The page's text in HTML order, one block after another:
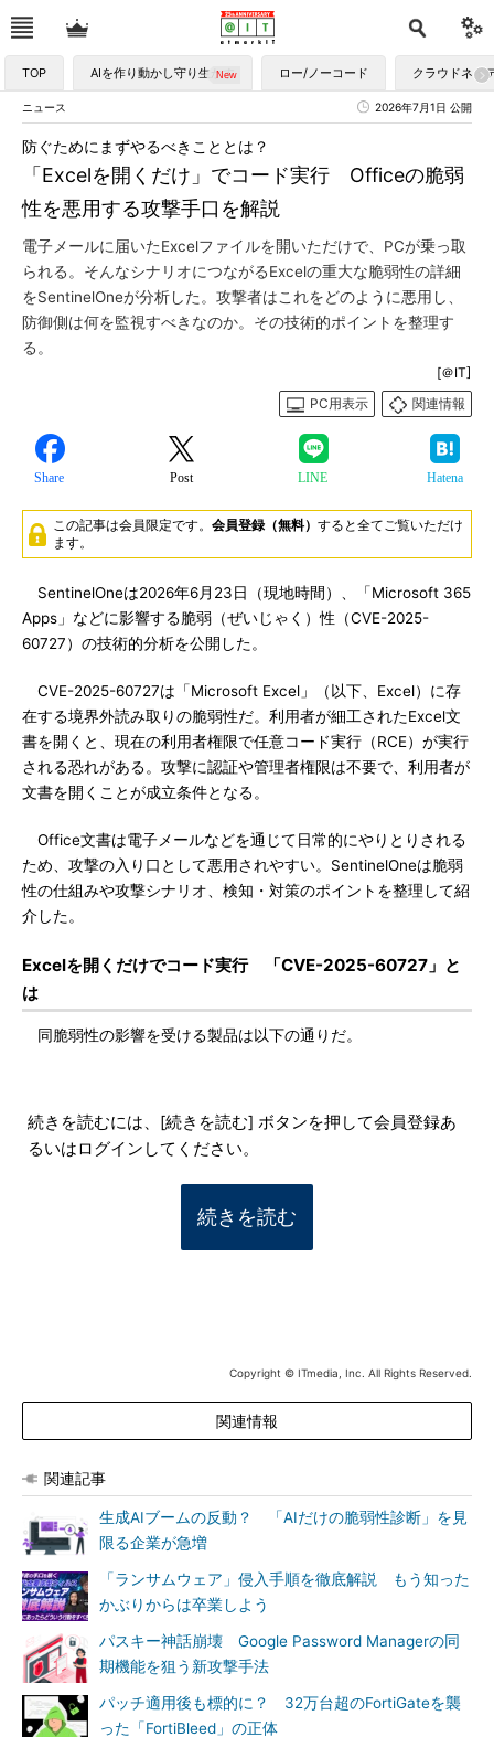
TOP AIを作り動かし守り生かす ロー/ノーコード クラウドネイ
ニュース 2026年7月1日 公開
「Excelを開くだけ」でコード実行 Officeの脆弱
性を悪用する攻撃手口を解説
防ぐためにまずやるべきこととは？
電子メールに届いたExcelファイルを開いただけで、PCが乗っ取
られる。そんなシナリオにつながるExcelの重大な脆弱性の詳細
をSentinelOneが分析した。攻撃者はこれをどのように悪用し、
防御側は何を監視すべきなのか。その技術的ポイントを整理す
る。
[＠IT]
PC用表示
関連情報
Share Post LINE Hatena
この記事は会員限定です。 会員登録（無料） すると全てご覧いただけ
ます。
SentinelOneは2026年6月23日（現地時間）、「Microsoft 365
Apps」などに影響する脆弱（ぜいじゃく）性（CVE-2025-
60727）の技術的分析を公開した。
CVE-2025-60727は「Microsoft Excel」（以下、Excel）に存
在する境界外読み取りの脆弱性だ。利用者が細工されたExcel文
書を開くと、現在の利用者権限で任意コード実行（RCE）が実行
される恐れがある。攻撃に認証や管理者権限は不要で、利用者が
文書を開くことが成立条件となる。
Office文書は電子メールなどを通じて日常的にやりとりされる
ため、攻撃の入り口として悪用されやすい。SentinelOneは脆弱
性の仕組みや攻撃シナリオ、検知・対策のポイントを整理して紹
介した。
Excelを開くだけでコード実行 「CVE-2025-60727」と
は
同脆弱性の影響を受ける製品は以下の通りだ。
続きを読むには、[続きを読む] ボタンを押して会員登録あ
るいはログインしてください。
続きを読む
Copyright © ITmedia, Inc. All Rights Reserved.
関連情報
関連記事
生成AIブームの反動？ 「AIだけの脆弱性診断」を見
限る企業が急増
「ランサムウェア」侵入手順を徹底解説 もう知った
かぶりからは卒業しよう
パスキー神話崩壊 Google Password Managerの同
期機能を狙う新攻撃手法
パッチ適用後も標的に？ 32万台超のFortiGateを襲
った「FortiBleed」の正体